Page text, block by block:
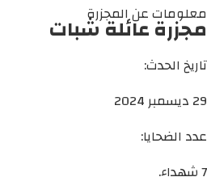
معلومات عن المجزرة
مجزرة عائلة شبات
تاريخ الحدث:
29 ديسمبر 2024
عدد الضحايا:
7 شهداء.